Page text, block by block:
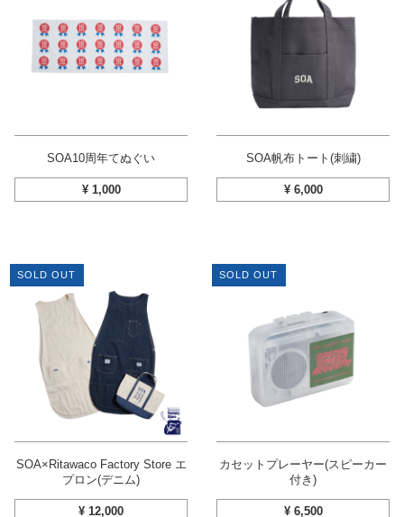
SOA10周年てぬぐい
¥ 1,000
SOA帆布トート(刺繍)
¥ 6,000
SOLD OUT
SOA×Ritawaco Factory Store エ
プロン(デニム)
¥ 12,000
SOLD OUT
カセットプレーヤー(スピーカー
付き)
¥ 6,500